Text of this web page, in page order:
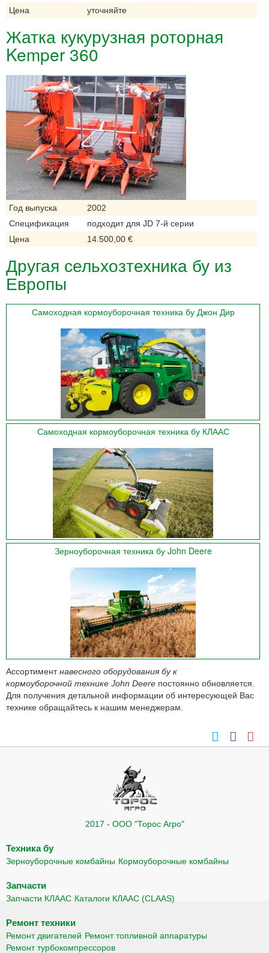
Цена
уточняйте
Жатка кукурузная роторная
Kemper 360
Год выпуска
2002
Спецификация
подходит для JD 7-й серии
Цена
14.500,00 €
Другая сельхозтехника бу из
Европы
Самоходная кормоуборочная техника бу Джон Дир
Самоходная кормоуборочная техника бу КЛААС
Зерноуборочная техника бу John Deere
Ассортиментнавесного оборудования бу к
кормоуборочной технике John Deere постоянно обновляется.
Для получения детальной информации об интересующей Вас
технике обращайтесь к нашим менеджерам.
2017 - ООО "Торос Агро"
Техника бу
Зерноуборочные комбайны Кормоуборочные комбайны
Запчасти
Запчасти КЛААС Каталоги КЛААС (CLAAS)
Ремонт техники
Ремонт двигателей Ремонт топливной аппаратуры
Ремонт турбокомпрессоров